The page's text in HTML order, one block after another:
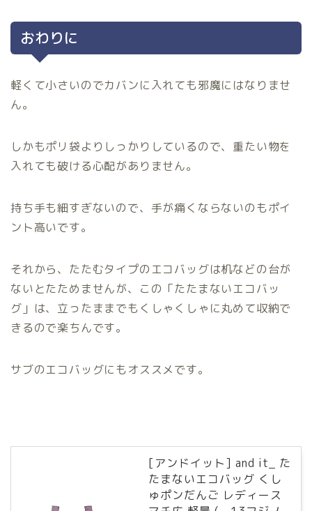
おわりに
軽くて小さいのでカバンに入れても邪魔にはなりませ
ん。
しかもポリ袋よりしっかりしているので、重たい物を
入れても破ける心配がありません。
持ち手も細すぎないので、手が痛くならないのもポイ
ント高いです。
それから、たたむタイプのエコバッグは机などの台が
ないとたためませんが、この「たたまないエコバッ
グ」は、立ったままでもくしゃくしゃに丸めて収納で
きるので楽ちんです。
サブのエコバッグにもオススメです。
[アンドイット] and it_ た
たまないエコバッグ くし
ゅポンだんご レディース